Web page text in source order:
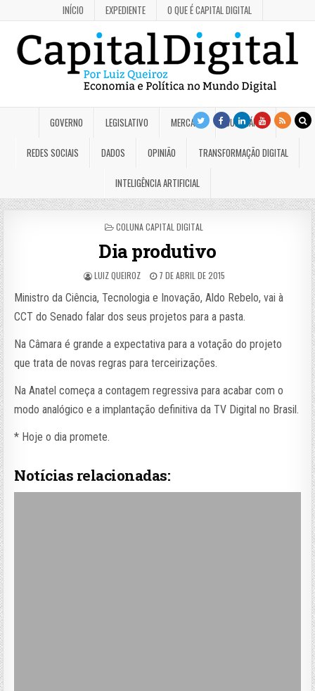
INÍCIO EXPEDIENTE O QUE É CAPITAL DIGITAL
GOVERNO LEGISLATIVO MERCADO JUDICIÁRIO
REDES SOCIAIS DADOS OPINIÃO TRANSFORMAÇÃO DIGITAL
INTELIGÊNCIA ARTIFICIAL
POSTED
COLUNA CAPITAL DIGITAL
Dia produtivo
LUIZ QUEIROZ 7 DE ABRIL DE 2015
Ministro da Ciência, Tecnologia e Inovação, Aldo Rebelo, vai à
CCT do Senado falar dos seus projetos para a pasta.
Na Câmara é grande a expectativa para a votação do projeto
que trata de novas regras para terceirizações.
Na Anatel começa a contagem regressiva para acabar com o
modo analógico e a implantação definitiva da TV Digital no Brasil.
* Hoje o dia promete.
Notícias relacionadas: